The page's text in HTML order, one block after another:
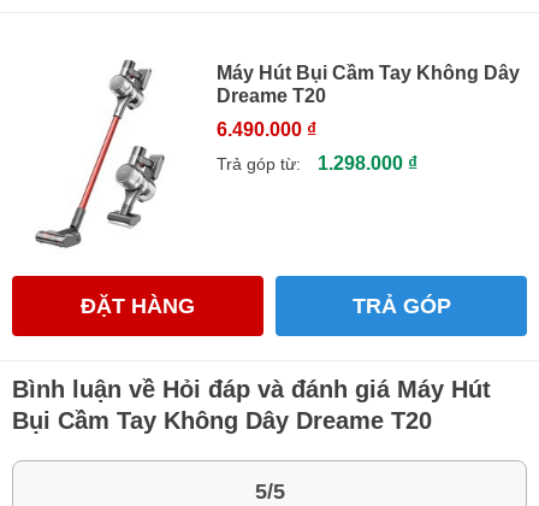
Máy Hút Bụi Cầm Tay Không Dây
Dreame T20
6.490.000 ₫
Trả góp từ: 1.298.000 ₫
ĐẶT HÀNG TRẢ GÓP
Bình luận về Hỏi đáp và đánh giá Máy Hút
Bụi Cầm Tay Không Dây Dreame T20
5/5